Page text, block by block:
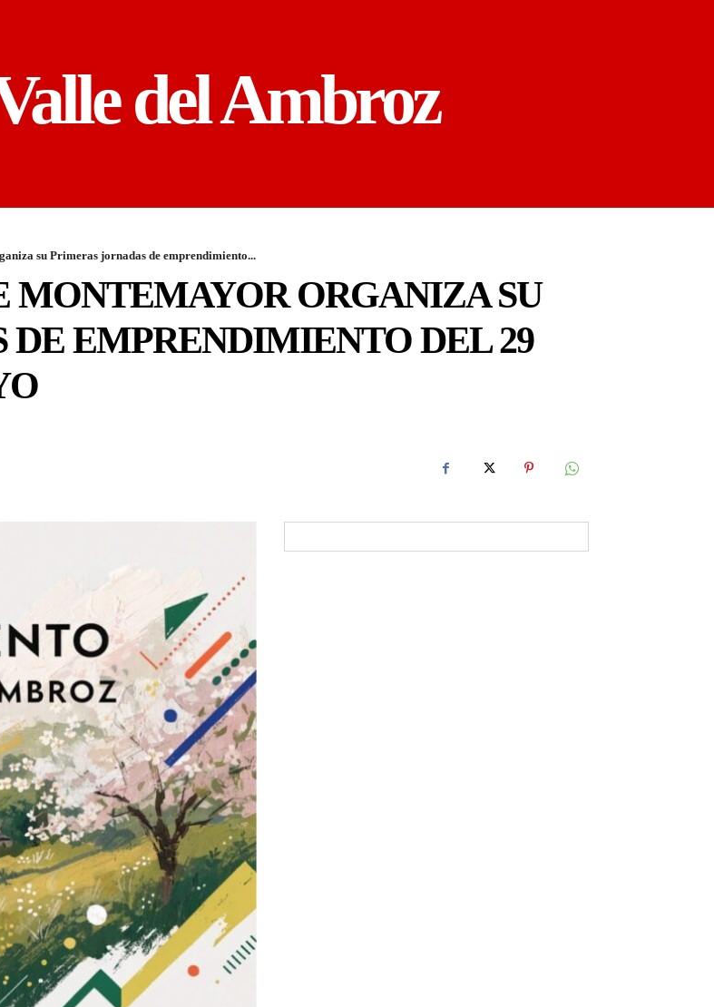
del Ambroz
su Primeras jornadas de emprendimiento...
MONTEMAYOR ORGANIZA SU
DE EMPRENDIMIENTO DEL 29